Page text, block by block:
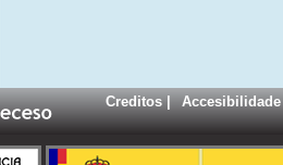
Creditos| Accesibilidade